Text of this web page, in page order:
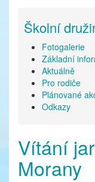
Školní
Fotogalerie
Základní
Aktuálně
Pro rodiče
Plánované
Odkazy
Vítání
Morany